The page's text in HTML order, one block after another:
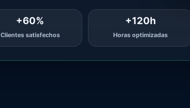
+60%
Clientes satisfechos
+120h
Horas optimizadas